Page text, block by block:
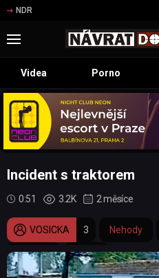
NDR
Videa Porno
Incident s traktorem
0:51 3.2K 2 měsíce
VOSICKA 3 Nehody
nehoda CCTV